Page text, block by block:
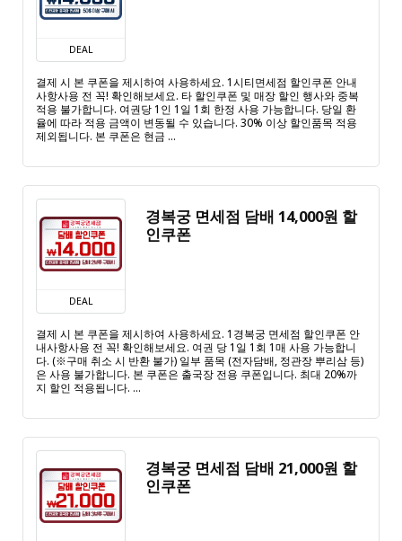
DEAL
결제 시 본 쿠폰을 제시하여 사용하세요. 1시티면세점 할인쿠폰 안내
사항사용 전 꼭! 확인해보세요. 타 할인쿠폰 및 매장 할인 행사와 중복
적용 불가합니다. 여권당 1인 1일 1회 한정 사용 가능합니다. 당일 환
율에 따라 적용 금액이 변동될 수 있습니다. 30% 이상 할인품목 적용
제외됩니다. 본 쿠폰은 현금 ...
DEAL
경복궁 면세점 담배 14,000원 할
인쿠폰
결제 시 본 쿠폰을 제시하여 사용하세요. 1경복궁 면세점 할인쿠폰 안
내사항사용 전 꼭! 확인해보세요. 여권 당 1일 1회 1매 사용 가능합니
다. (※구매 취소 시 반환 불가) 일부 품목 (전자담배, 정관장 뿌리삼 등)
은 사용 불가합니다. 본 쿠폰은 출국장 전용 쿠폰입니다. 최대 20%까
지 할인 적용됩니다. ...
경복궁 면세점 담배 21,000원 할
인쿠폰